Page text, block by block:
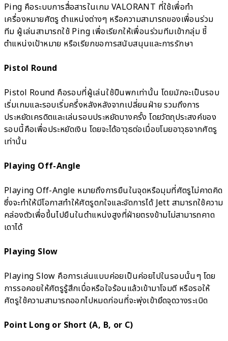
Ping คือระบบการสื่อสารในเกม VALORANT ที่ใช้เพื่อทำ
เครื่องหมายศัตรู ตำแหน่งต่างๆ หรือความสามารถของเพื่อนร่วม
ทีม ผู้เล่นสามารถใช้ Ping เพื่อเรียกให้เพื่อนร่วมทีมเข้ากลุ่ม ชี้
ตำแหน่งเป้าหมาย หรือเรียกขอการสนับสนุนและการรักษา
Pistol Round
Pistol Round คือรอบที่ผู้เล่นใช้ปืนพกเท่านั้น โดยมักจะเป็นรอบ
เริ่มเกมและรอบเริ่มครึ่งหลังหลังจากเปลี่ยนฝ่าย รวมถึงการ
ประหยัดเครดิตและเล่นรอบประหยัดบางครั้ง โดยวัตถุประสงค์ของ
รอบนี้คือเพื่อประหยัดเงิน โดยจะได้อาวุธต่อเมื่อขโมยอาวุธจากศัตรู
เท่านั้น
Playing Off-Angle
Playing Off-Angle หมายถึงการยืนในจุดหรือมุมที่ศัตรูไม่คาดคิด
ซึ่งจะทำให้มีโอกาสทำให้ศัตรูตกใจและจัดการได้ Jett สามารถใช้ความ
คล่องตัวเพื่อขึ้นไปยืนในตำแหน่งสูงที่ฝ่ายตรงข้ามไม่สามารถคาด
เดาได้
Playing Slow
Playing Slow คือการเล่นแบบค่อยเป็นค่อยไปในรอบนั้นๆ โดย
การรอคอยให้ศัตรูรู้สึกเบื่อหรือใจร้อนแล้วเข้ามาโจมตี หรือรอให้
ศัตรูใช้ความสามารถออกไปหมดก่อนที่จะพุ่งเข้ายึดจุดวางระเบิด
Point Long or Short (A, B, or C)